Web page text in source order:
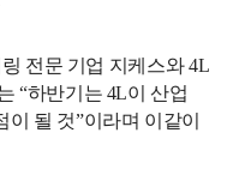
전문 기업 지케스와 4L
“하반기는 4L이 산업
될 것”이라며 이같이